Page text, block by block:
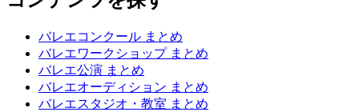
バレエコンクール まとめ
バレエワークショップ まとめ
バレエ公演 まとめ
バレエオーディション まとめ
バレエスタジオ・教室 まとめ